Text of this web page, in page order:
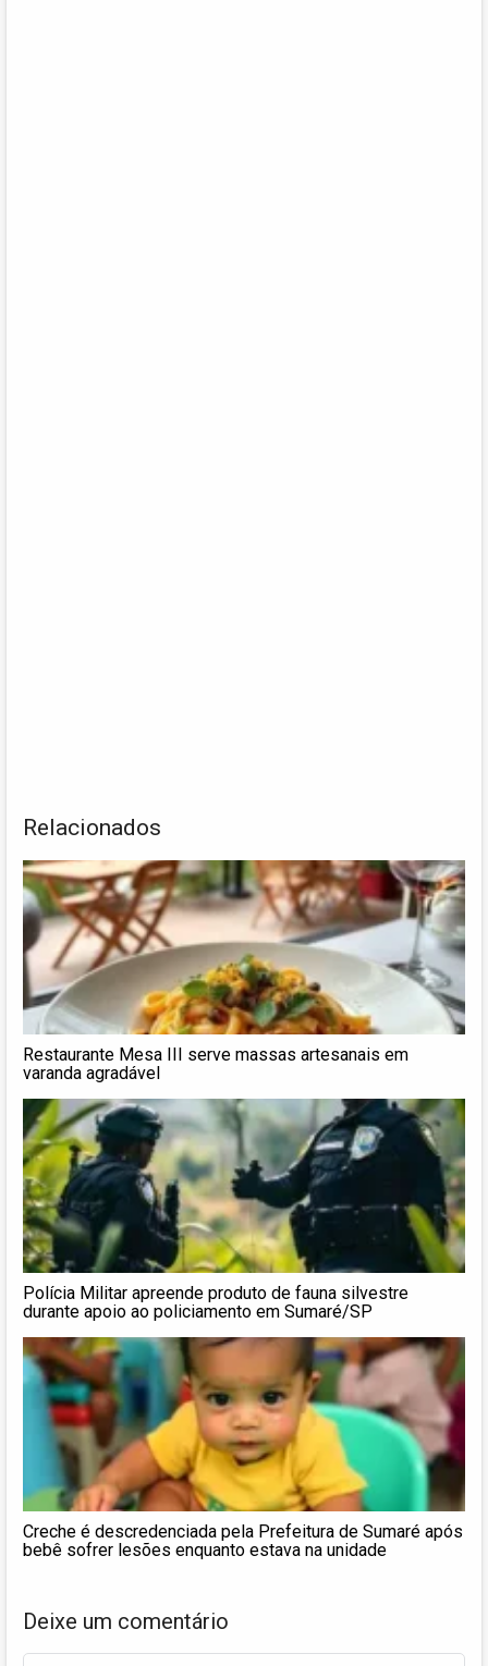
Relacionados
Restaurante Mesa III serve massas artesanais em
varanda agradável
Polícia Militar apreende produto de fauna silvestre
durante apoio ao policiamento em Sumaré/SP
Creche é descredenciada pela Prefeitura de Sumaré após
bebê sofrer lesões enquanto estava na unidade
Deixe um comentário